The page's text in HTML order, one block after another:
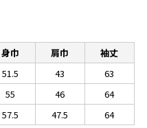
身巾 肩巾
袖丈
51.5 43
63
55 46
64
57.5 47.5 64